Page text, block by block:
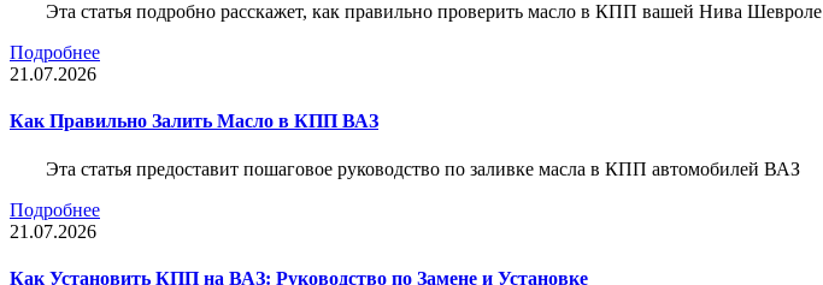
Эта статья подробно расскажет, как правильно проверить масло в КПП вашей Нива Шевроле
Подробнее
21.07.2026
Как Правильно Залить Масло в КПП ВАЗ
Эта статья предоставит пошаговое руководство по заливке масла в КПП автомобилей ВАЗ
Подробнее
21.07.2026
Как Установить КПП на ВАЗ: Руководство по Замене и Установке